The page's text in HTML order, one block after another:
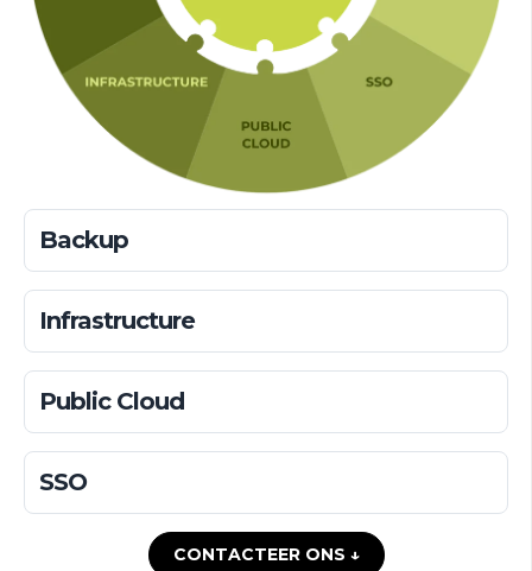
Backup
Infrastructure
Public Cloud
SSO
CONTACTEER ONS ↓